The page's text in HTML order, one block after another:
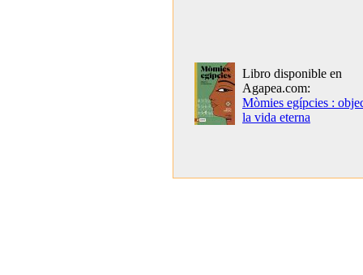
Libro disponible en
Agapea.com:
Mòmies egípcies :
la vida eterna